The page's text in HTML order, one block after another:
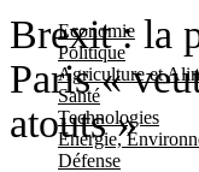
Economie
Politique
Agriculture et
Santé
Technologies
Energie,
Défense
Brexit : la
Paris «
atouts »